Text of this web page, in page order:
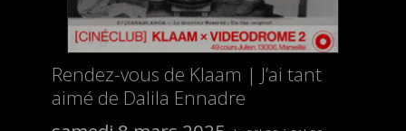
Rendez-vous de Klaam | J’ai tant
aimé de Dalila Ennadre